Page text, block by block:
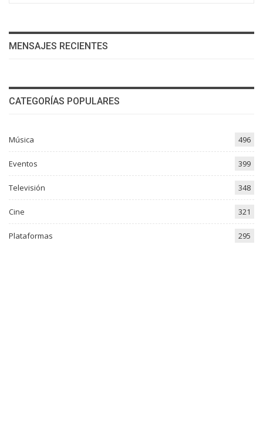
MENSAJES RECIENTES
CATEGORÍAS POPULARES
Música 496
Eventos 399
Televisión 348
Cine 321
Plataformas 295